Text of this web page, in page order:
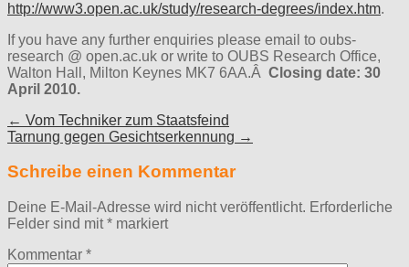
http://www3.open.ac.uk/study/research-degrees/index.htm.
If you have any further enquiries please email to oubs-
research @ open.ac.uk or write to OUBS Research Office,
Walton Hall, Milton Keynes MK7 6AA.Â Closing date: 30
April 2010.
Post
navigation
← Vom Techniker zum Staatsfeind
Tarnung gegen Gesichtserkennung →
Schreibe einen Kommentar
Deine E-Mail-Adresse wird nicht veröffentlicht. Erforderliche
Felder sind mit* markiert
Kommentar *